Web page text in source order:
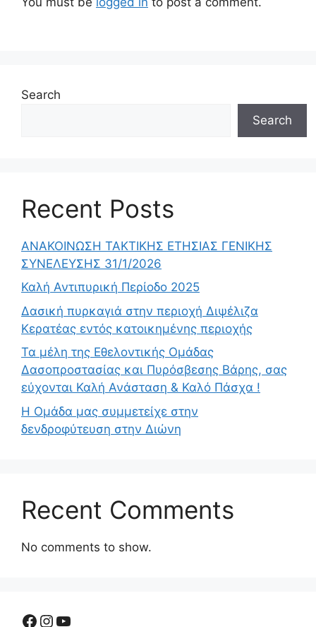
Search
Search
Recent Posts
ΑΝΑΚΟΙΝΩΣΗ ΤΑΚΤΙΚΗΣ ΕΤΗΣΙΑΣ ΓΕΝΙΚΗΣ
ΣΥΝΕΛΕΥΣΗΣ 31/1/2026
Καλή Αντιπυρική Περίοδο 2025
Δασική πυρκαγιά στην περιοχή Διψέλιζα
Κερατέας εντός κατοικημένης περιοχής
Τα μέλη της Εθελοντικής Ομάδας
Δασοπροστασίας και Πυρόσβεσης Βάρης, σας
εύχονται Καλή Ανάσταση & Καλό Πάσχα !
Η Ομάδα μας συμμετείχε στην
δενδροφύτευση στην Διώνη
Recent Comments
No comments to show.